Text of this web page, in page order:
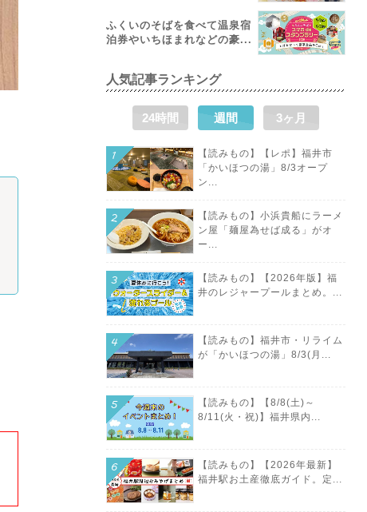
ふくいのそばを食べて温泉宿
泊券やいちほまれなどの豪...
人気記事ランキング
24時間 週間 3ヶ月
【読みもの】【レポ】福井市
「かいほつの湯」8/3オープ
ン...
【読みもの】小浜貴船にラーメ
ン屋「麺屋為せば成る」がオ
ー...
【読みもの】【2026年版】福
井のレジャープールまとめ。...
【読みもの】福井市・リライム
が「かいほつの湯」8/3(月...
【読みもの】【8/8(土)～
8/11(火・祝)】福井県内...
【読みもの】【2026年最新】
福井駅お土産徹底ガイド。定...